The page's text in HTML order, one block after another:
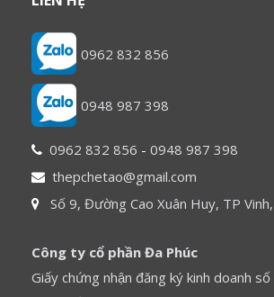
0962 832 856
0948 987 398
0962 832 856 - 0948 987 398
thepchetao@gmail.com
Số 9, Đường Cao Xuân Huy, TP
Công ty cổ phần Đa Phúc
Giấy chứng nhận đăng ký kinh doanh